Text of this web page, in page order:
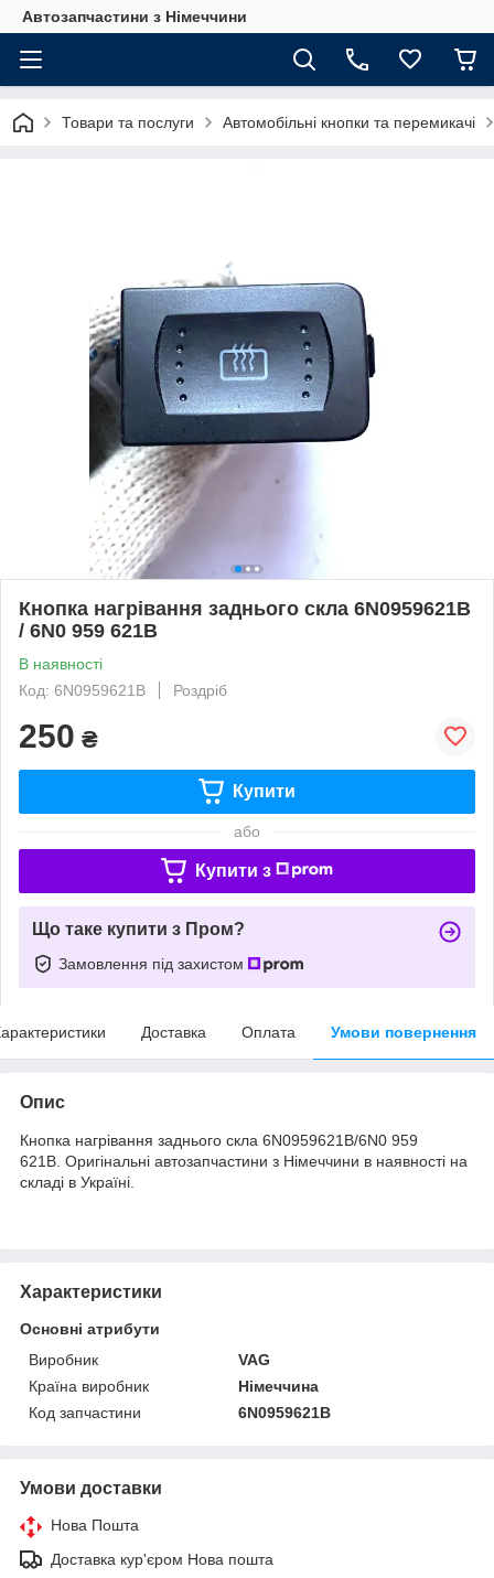
Автозапчастини з Німеччини
Товари та послуги Автомобільні кнопки та перемикачі
Кнопка нагрівання заднього скла 6N0959621B
/ 6N0 959 621B
В наявності
Код: 6N0959621B
Роздріб
250 ₴
Купити
або
Купити з
Що таке купити з Пром?
Замовлення під захистом
Доставка Оплата Умови повернення
Опис
Кнопка нагрівання заднього скла 6N0959621B/6N0 959
621B. Оригінальні автозапчастини з Німеччини в наявності на
складі в Україні.
Характеристики
Основні атрибути
Виробник
VAG
Країна виробник
Німеччина
Код запчастини
6N0959621B
Умови доставки
Нова Пошта
Доставка кур'єром Нова пошта